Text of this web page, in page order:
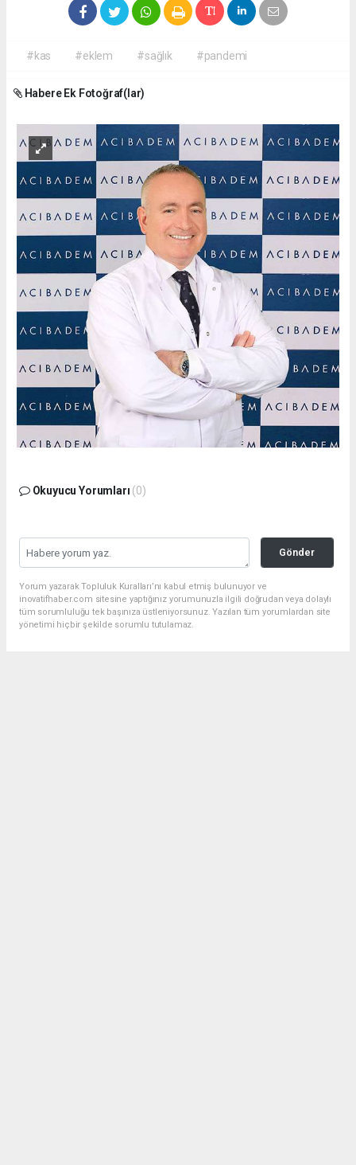
#kas #eklem #sağlık #pandemi
Habere Ek Fotoğraf(lar)
Okuyucu Yorumları (0)
Gönder
Yorum yazarak Topluluk Kuralları’nı kabul etmiş bulunuyor ve
inovatifhaber.com sitesine yaptığınız yorumunuzla ilgili doğrudan veya dolaylı
tüm sorumluluğu tek başınıza üstleniyorsunuz. Yazılan tüm yorumlardan site
yönetimi hiçbir şekilde sorumlu tutulamaz.